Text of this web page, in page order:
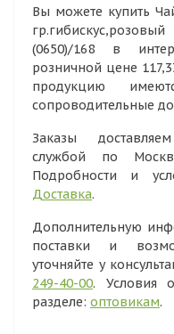
Вы можете купить
(0650)/168 в
розничной цене
продукцию
сопроводительные
Заказы
службой по
Подробности и
Доставка.
Дополнительную
поставки и
уточняйте у
249-40-00. Условия
разделе: оптовикам.